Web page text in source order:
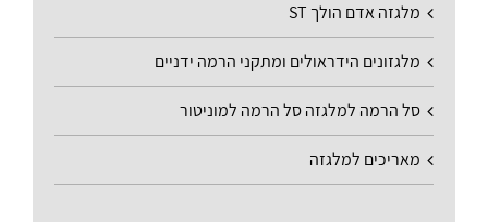
מלגזה אדם הולך ST
מלגזונים הידראולים ומתקני הרמה ידניים
סל הרמה למלגזה סל הרמה למוניטור
מאריכים למלגזה